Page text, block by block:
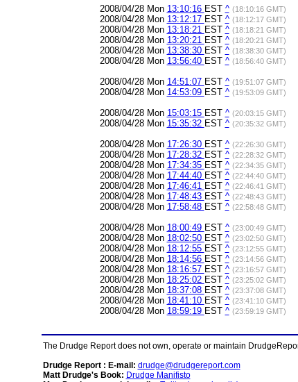
2008/04/28 Mon 13:10:16 EST ^ (18:10:16 GMT)
2008/04/28 Mon 13:12:17 EST ^ (18:12:17 GMT)
2008/04/28 Mon 13:18:21 EST ^ (18:18:21 GMT)
2008/04/28 Mon 13:20:21 EST ^ (18:20:21 GMT)
2008/04/28 Mon 13:38:30 EST ^ (18:38:30 GMT)
2008/04/28 Mon 13:56:40 EST ^ (18:56:40 GMT)
2008/04/28 Mon 14:51:07 EST ^ (19:51:07 GMT)
2008/04/28 Mon 14:53:09 EST ^ (19:53:09 GMT)
2008/04/28 Mon 15:03:15 EST ^ (20:03:15 GMT)
2008/04/28 Mon 15:35:32 EST ^ (20:35:32 GMT)
2008/04/28 Mon 17:26:30 EST ^ (22:26:30 GMT)
2008/04/28 Mon 17:28:32 EST ^ (22:28:32 GMT)
2008/04/28 Mon 17:34:35 EST ^ (22:34:35 GMT)
2008/04/28 Mon 17:44:40 EST ^ (22:44:40 GMT)
2008/04/28 Mon 17:46:41 EST ^ (22:46:41 GMT)
2008/04/28 Mon 17:48:43 EST ^ (22:48:43 GMT)
2008/04/28 Mon 17:58:48 EST ^ (22:58:48 GMT)
2008/04/28 Mon 18:00:49 EST ^ (23:00:49 GMT)
2008/04/28 Mon 18:02:50 EST ^ (23:02:50 GMT)
2008/04/28 Mon 18:12:55 EST ^ (23:12:55 GMT)
2008/04/28 Mon 18:14:56 EST ^ (23:14:56 GMT)
2008/04/28 Mon 18:16:57 EST ^ (23:16:57 GMT)
2008/04/28 Mon 18:25:02 EST ^ (23:25:02 GMT)
2008/04/28 Mon 18:37:08 EST ^ (23:37:08 GMT)
2008/04/28 Mon 18:41:10 EST ^ (23:41:10 GMT)
2008/04/28 Mon 18:59:19 EST ^ (23:59:19 GMT)
The Drudge Report does not own, operate or maintain
Drudge Report : E-mail: drudge@drudgereport.com
Matt Drudge's Book: Drudge Manifisto